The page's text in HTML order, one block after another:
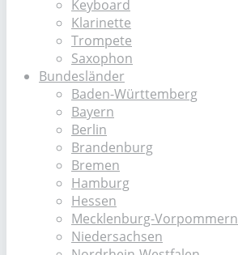
Keyboard
Klarinette
Trompete
Saxophon
Bundesländer
Baden-Württemberg
Bayern
Berlin
Brandenburg
Bremen
Hamburg
Hessen
Mecklenburg-Vorpommern
Niedersachsen